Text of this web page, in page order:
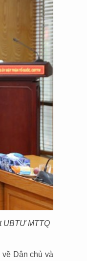
UBTƯ MTTQ
Dân chủ và